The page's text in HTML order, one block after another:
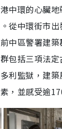
中環的心臟
從中環街市
中區警署建
包括三項法定
利監獄，建
，並感受逾